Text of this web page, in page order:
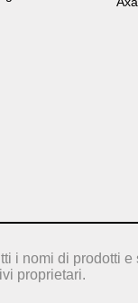
i nomi di prodotti
proprietari.